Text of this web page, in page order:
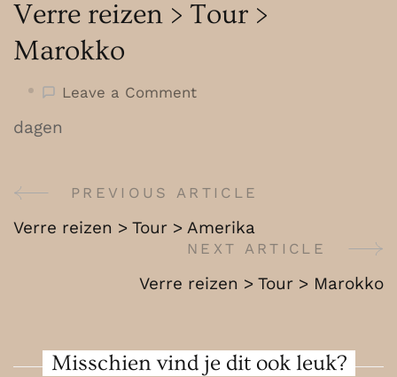
Verre reizen > Tour >
Marokko
Leave a Commenton
Marokko
dagen
Post
Navigation
PREVIOUS ARTICLE
Verre reizen > Tour > Amerika
NEXT ARTICLE
Verre reizen > Tour > Marokko
Misschien vind je dit ook leuk?